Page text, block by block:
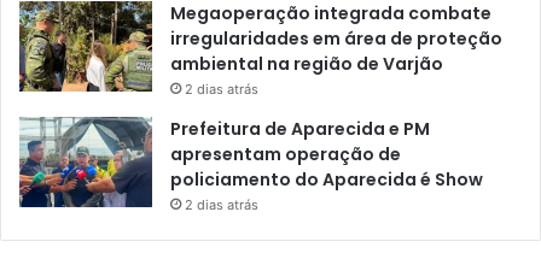
Megaoperação integrada combate
irregularidades em área de proteção
ambiental na região de Varjão
2 dias atrás
Prefeitura de Aparecida e PM
apresentam operação de
policiamento do Aparecida é Show
2 dias atrás